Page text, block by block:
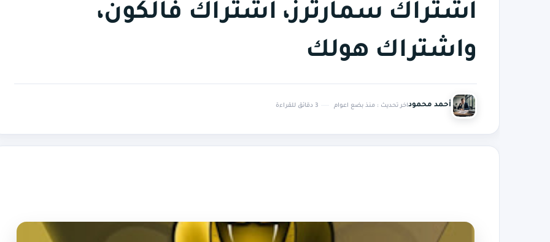
اشتراك سمارترز، اشتراك فالكون،
واشتراك هولك
أحمد محموداخر تحديث : منذ بضع اعوام 3 دقائق للقراءة